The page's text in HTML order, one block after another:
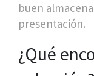
buen
presentación.
¿Qué